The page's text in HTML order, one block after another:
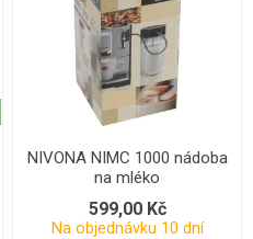
NIVONA NIMC 1000 nádoba
na mléko
599,00 Kč
Na objednávku 10 dní